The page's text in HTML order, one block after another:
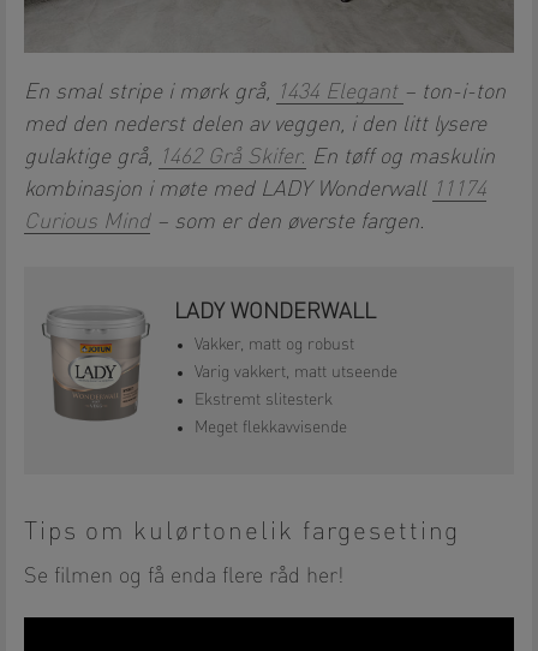
En smal stripe i mørk grå, 1434 Elegant – ton-i-ton
med den nederst delen av veggen, i den litt lysere
gulaktige grå,
1462 Grå Skifer. En tøff og maskulin
kombinasjon i møte med LADY Wonderwall 11174
Curious Mind– som er den øverste fargen.
LADY WONDERWALL
Vakker, matt og robust
Varig vakkert, matt utseende
Ekstremt slitesterk
Meget flekkavvisende
Tips om kulørtonelik fargesetting
Se filmen og få enda flere råd her!